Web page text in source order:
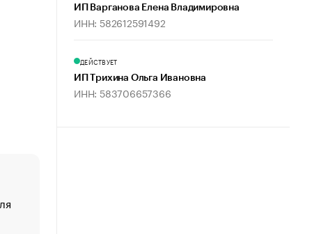
ИП Варганова Елена Владимировна
ИНН: 582612591492
ДЕЙСТВУЕТ
ИП Трихина Ольга Ивановна
ИНН: 583706657366